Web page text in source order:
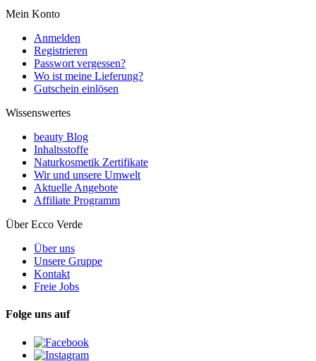
Mein Konto
Anmelden
Registrieren
Passwort vergessen?
Wo ist meine Lieferung?
Gutschein einlösen
Wissenswertes
beauty Blog
Inhaltsstoffe
Naturkosmetik Zertifikate
Wir und unsere Umwelt
Aktuelle Angebote
Affiliate Programm
Über Ecco Verde
Über uns
Unsere Gruppe
Kontakt
Freie Jobs
Folge uns auf